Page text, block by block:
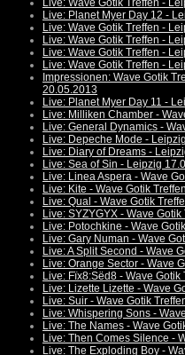
Live: Wave Gotik Treffen -
Live: Planet Myer Day 12 -
Live: Wave Gotik Treffen -
Live: Wave Gotik Treffen -
Live: Wave Gotik Treffen -
Live: Wave Gotik Treffen -
Impressionen: Wave Gotik
20.05.2013
Live: Planet Myer Day 11 -
Live: Milliken Chamber -
Live: General Dynamics -
Live: Depeche Mode -
Live: Diary of Dreams -
Live: Sea of Sin - Leipzig
Live: Linea Aspera - Wave
Live: Kite - Wave Gotik
Live: Qual - Wave Gotik
Live: SYZYGYX - Wave
Live: Potochkine - Wave
Live: Gary Numan - Wave
Live: A Split Second - Wave
Live: Orange Sector - Wave
Live: Fïx8:Sëd8 - Wave
Live: Lizette Lizette - Wave
Live: Suir - Wave Gotik
Live: Whispering Sons -
Live: The Names - Wave
Live: Then Comes Silence -
Live: The Exploding Boy -